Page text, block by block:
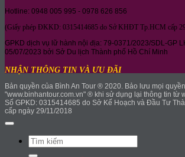
Hotline: 0948 005 995 - 0978 626 856
(Giấy phép ĐKKD: 0315414685 do Sở KHĐT Tp.HCM cấp
GPKD dịch vụ lữ hành nội địa: 79-0371/2023/SDL-GP
05/07/2023 bởi Sở Du lịch Thành phố Hồ Chí Minh
NHẬN THÔNG TIN VÀ ƯU ĐÃI
Bản quyền của Bình An Tour ® 2020. Bảo lưu mọi
"www.binhantour.com.vn" ® khi sử dụng lại thông tin từ
Số GPKD: 0315414685 do Sở Kế Hoạch và Đầu Tư
cấp ngày 29/11/2018
Search
for: